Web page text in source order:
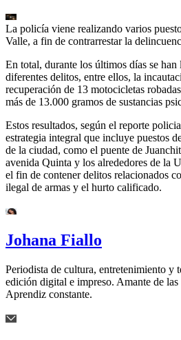
La policía viene realizando varios
Valle, a fin de contrarrestar la
En total, durante los últimos días se
diferentes delitos, entre ellos, la
recuperación de 13 motocicletas
más de 13.000 gramos de sustancias
Estos resultados, según el reporte
estrategia integral que incluye puestos
de la ciudad, como el puente de
avenida Quinta y los alrededores de la
el fin de contener delitos relacionados
ilegal de armas y el hurto calificado.
Johana Fiallo
Periodista de cultura, entretenimiento y
edición digital e impreso. Amante de
Aprendiz constante.